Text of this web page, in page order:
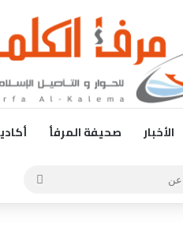
الأخبار صحيفة المرفأ
عن